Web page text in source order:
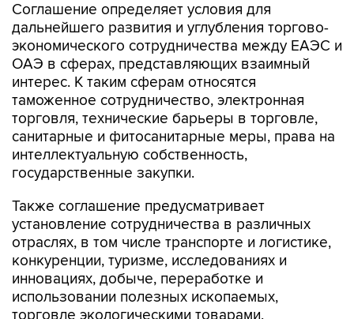
Соглашение определяет условия для
дальнейшего развития и углубления торгово-
экономического сотрудничества между ЕАЭС и
ОАЭ в сферах, представляющих взаимный
интерес. К таким сферам относятся
таможенное сотрудничество, электронная
торговля, технические барьеры в торговле,
санитарные и фитосанитарные меры, права на
интеллектуальную собственность,
государственные закупки.
Также соглашение предусматривает
установление сотрудничества в различных
отраслях, в том числе транспорте и логистике,
конкуренции, туризме, исследованиях и
инновациях, добыче, переработке и
использовании полезных ископаемых,